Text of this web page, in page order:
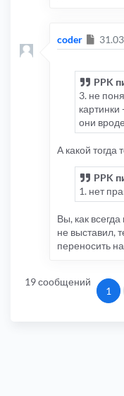
coder
PPK
3. не
картинки
они
А какой тогда
PPK
1. нет
Вы, как
не выставил,
переносить
19 сообщений
1